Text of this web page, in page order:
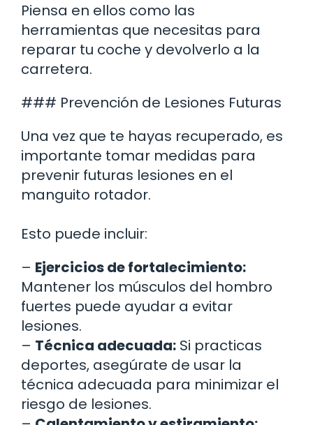
Piensa en ellos como las
herramientas que necesitas para
reparar tu coche y devolverlo a la
carretera.
### Prevención de Lesiones Futuras
Una vez que te hayas recuperado, es
importante tomar medidas para
prevenir futuras lesiones en el
manguito rotador.
Esto puede incluir:
– Ejercicios de fortalecimiento:
Mantener los músculos del hombro
fuertes puede ayudar a evitar
lesiones.
– Técnica adecuada: Si practicas
deportes, asegúrate de usar la
técnica adecuada para minimizar el
riesgo de lesiones.